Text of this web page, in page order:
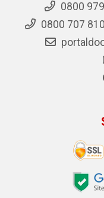
0800
0800 707